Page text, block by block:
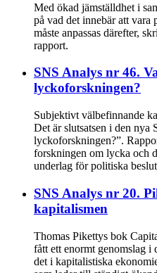
Med ökad jämställdhet i
på vad det innebär att vara
måste anpassas därefter,
rapport.
SNS Analys nr 46.
lyckoforskningen?
Subjektivt välbefinnande
Det är slutsatsen i den nya
lyckoforskningen?”.
forskningen om lycka och
underlag för politiska
SNS Analys nr 20.
kapitalismen
Thomas Pikettys bok
fått ett enormt genomslag i
det i kapitalistiska